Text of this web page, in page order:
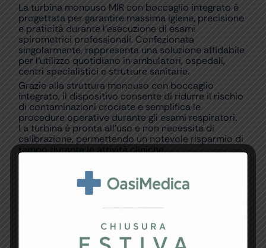
La turbina monouso MIR con boccaglio integrato è
progettata per garantire massima igiene, precisione
e praticità durante l’esecuzione di esami
spirometrici professionali. Confezionata
singolarmente, rappresenta una soluzione affidabile
per l’utilizzo quotidiano in ambulatori, ospedali,
centri specialistici e strutture sanitarie.
Grazie alla struttura monouso con boccaglio
integrato, il dispositivo consente di ridurre il rischio
di contaminazioni crociate e semplifica le
procedure operative durante gli esami respiratori.
La turbina è pronta all’uso e non necessita di
calibrazione, permettendo un notevole risparmio di
tempo durante le attività cliniche.
progettato per garantire misurazioni accurate e
costanti nel tempo. La confezione da 60 pezzi è
ideale per strutture sanitarie con elevato volume di
test spirometrici e utilizzo frequente.
La qualità costruttiva e la praticità d’impiego
rendono queste turbine una scelta professionale
per chi necessita di accessori affidabili e conformi